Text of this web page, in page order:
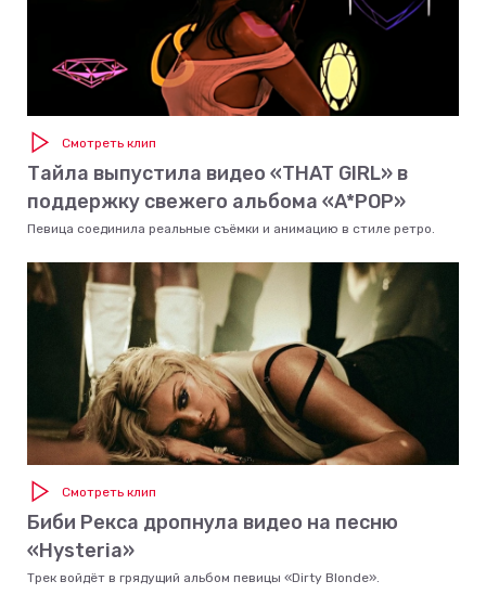
Смотреть клип
Тайла выпустила видео «THAT GIRL» в
поддержку свежего альбома «A*POP»
Певица соединила реальные съёмки и анимацию в стиле ретро.
Смотреть клип
Биби Рекса дропнула видео на песню
«Hysteria»
Трек войдёт в грядущий альбом певицы «Dirty Blonde».